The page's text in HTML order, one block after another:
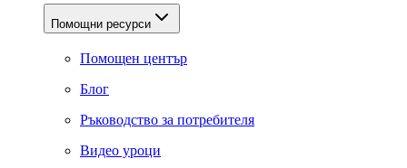
Помощни ресурси
Помощен център
Блог
Ръководство за потребителя
Видео уроци